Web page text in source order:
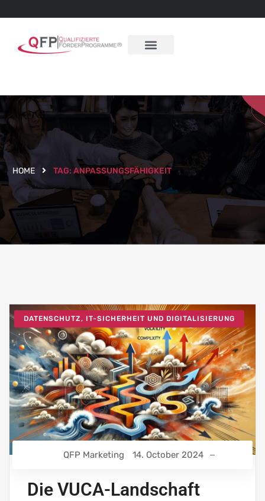
HOME TAG: ANPASSUNGSFÄHIGKEIT
DATENSCHUTZ, IT-SICHERHEIT UND DIGITALISIERUNG
QFP Marketing 14. October 2024
Die VUCA-Landschaft